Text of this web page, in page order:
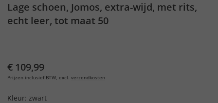
Lage schoen, Jomos, extra-wijd, met rits,
echt leer, tot maat 50
€ 109,99
Prijzen inclusief BTW, excl. verzendkosten
Kleur: zwart